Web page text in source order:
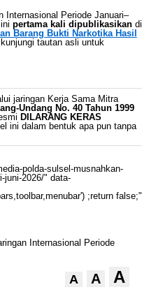
Internasional Periode Januari–
pertama kali dipublikasikandi
Barang Bukti Narkotika Hasil
tautan asli untuk
jaringan Kerja Sama Mitra
Undang No. 40 Tahun 1999
DILARANG KERAS
ini dalam bentuk apa pun tanpa
polda-sulsel-musnahkan-
juni-2026/" data-
;return false;"
A A A